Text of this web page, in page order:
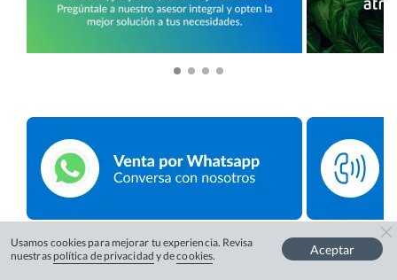
Usamos cookies para mejorar tu experiencia. Revisa
nuestras política de privacidad y decookies. Aceptar